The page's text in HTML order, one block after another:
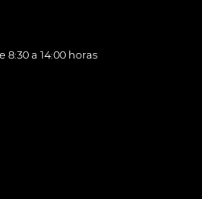
8:30 a 14:00 horas